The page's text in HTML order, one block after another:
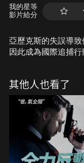
我的星等
影片給分
亞歷克斯的失誤導
因此成為國際追捕
其他人也看了